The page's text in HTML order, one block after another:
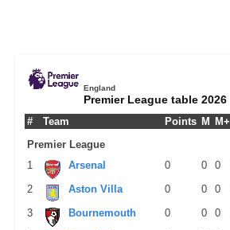
England
Premier League table 2026
# Team Points M M+
Premier League
1
Arsenal 0 0 0
2
Aston Villa 0 0 0
3
Bournemouth 0 0 0